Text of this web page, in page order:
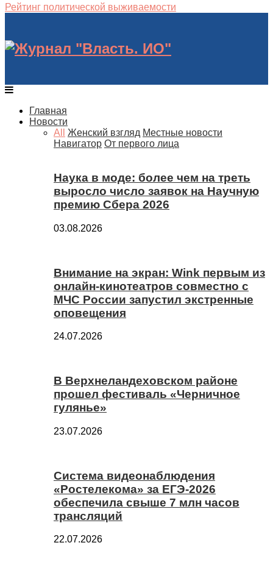
Рейтинг политической выживаемости
Главная
Новости
All
Женский взгляд Местные новости
Навигатор От первого лица
Наука в моде: более чем на треть
выросло число заявок на Научную
премию Сбера 2026
03.08.2026
Внимание на экран: Wink первым из
онлайн-кинотеатров совместно с
МЧС России запустил экстренные
оповещения
24.07.2026
В Верхнеландеховском районе
прошел фестиваль «Черничное
гулянье»
23.07.2026
Система видеонаблюдения
«Ростелекома» за ЕГЭ-2026
обеспечила свыше 7 млн часов
трансляций
22.07.2026